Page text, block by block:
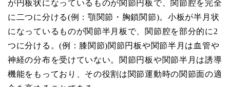
が円板状になっているものが関節円板で、関節腔を完全
に二つに分ける(例：顎関節・胸鎖関節)。小板が半月状
になっているものが関節半月板で、関節腔を部分的に2
つに分ける。(例：膝関節)関節円板や関節半月は血管や
神経の分布を受けていない。関節円板や関節半月は誘導
機能をもっており、その役割は関節運動時の関節面の適